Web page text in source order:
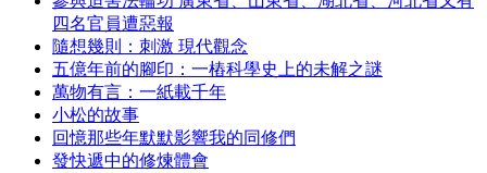
四名官員遭惡報
隨想幾則：刺激 現代觀念
五億年前的腳印：一樁科學史上的未解之謎
萬物有言：一紙載千年
小松的故事
回憶那些年默默影響我的同修們
發快遞中的修煉體會